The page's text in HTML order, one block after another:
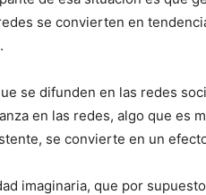
se convierten en
se difunden en las redes
en las redes, algo que es
se convierte en un
imaginaria, que por